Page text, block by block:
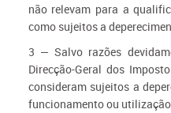
não relevam para a
como sujeitos a
3 — Salvo razões
Direcção-Geral dos
consideram sujeitos a
funcionamento ou